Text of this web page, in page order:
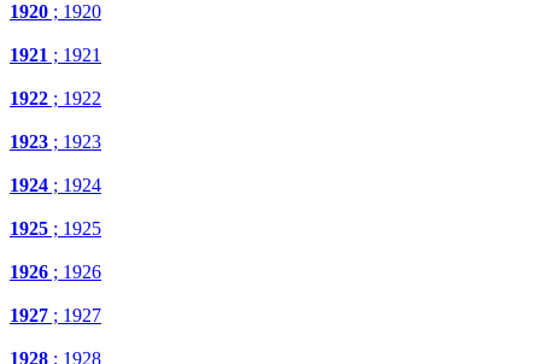
1920 ; 1920
1921 ; 1921
1922 ; 1922
1923 ; 1923
1924 ; 1924
1925 ; 1925
1926 ; 1926
1927 ; 1927
1928 ; 1928